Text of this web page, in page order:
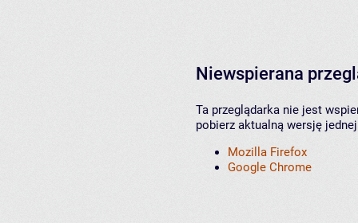
Niewspierana
Ta przeglądarka nie jest
pobierz aktualną wersję
Mozilla Firefox
Google Chrome